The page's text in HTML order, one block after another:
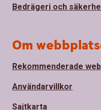
Bedrägeri och
Om
Rekommenderade
Användarvillkor
Sajtkarta